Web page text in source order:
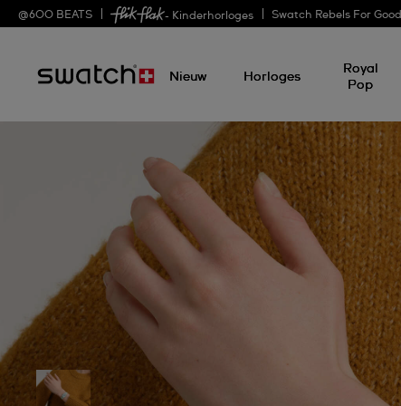
@600 BEATS - Kinderhorloges Swatch Rebels For Good
Nieuw Horloges
Royal
Pop